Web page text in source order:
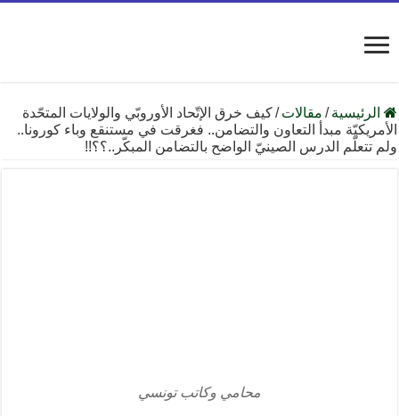
الرئيسية / مقالات /كيف خرق الإتّحاد الأوروبّي والولايات المتحّدة
الأمريكيّة مبدأ التعاون والتضامن.. فغرقت في مستنقع وباء كورونا..
ولم تتعلّم الدرس الصينيّ الواضح بالتضامن المبكّر..؟؟!!
محامي وكاتب تونسي